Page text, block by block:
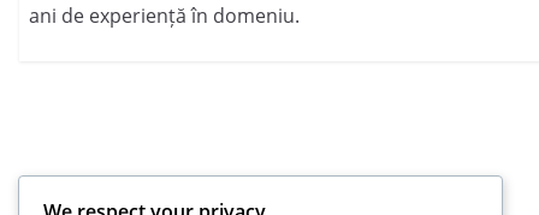
ani de experiență în domeniu.
Leave a Reply